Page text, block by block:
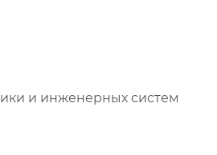
и инженерных систем